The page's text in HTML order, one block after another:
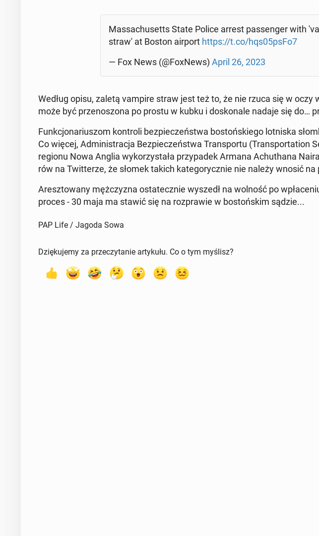
Mas­sa­chu­setts State Police arrest pas­sen­ger with
straw' at Boston airport https://t.co/hqs05psFo7
— Fox News (@FoxNews) April 26, 2023
Według opisu, zaletą vampire straw jest też to, że nie rzuca się w oczy
może być prze­no­szo­na po prostu w kubku i do­sko­na­le nadaje się do…
Funk­cjo­na­riu­szom kon­tro­li bez­pie­czeń­stwa bo­stoń­skie­go lot­ni­ska
Co więcej, Ad­mi­ni­stra­cja Bez­pie­czeń­stwa Trans­por­tu (Trans­por­ta­tion
regionu Nowa Anglia wy­ko­rzy­sta­ła przy­pa­dek Armana Achu­tha­na
rów na Twit­te­rze, że słomek takich ka­te­go­rycz­nie nie należy wnosić na
Aresz­to­wa­ny męż­czy­zna osta­tecz­nie wyszedł na wolność po
proces - 30 maja ma stawić się na roz­pra­wie w bo­stoń­skim sądzie...
PAP Life / Jagoda Sowa
Dziękujemy za przeczytanie artykułu. Co o tym myślisz?